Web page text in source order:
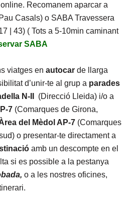
Recomanem aparcar a
Casals) o SABA Travessera
| 43) ( Tots a 5-10min caminant
SABA
viatges en autocar de llarga
d’unir-te al grup a parades
N-II (Direcció Lleida) i/o a
7 (Comarques de Girona,
del Mèdol AP-7 (Comarques
o presentar-te directament a
amb un descompte en el
si es possible a la pestanya
o a les nostres oficines,